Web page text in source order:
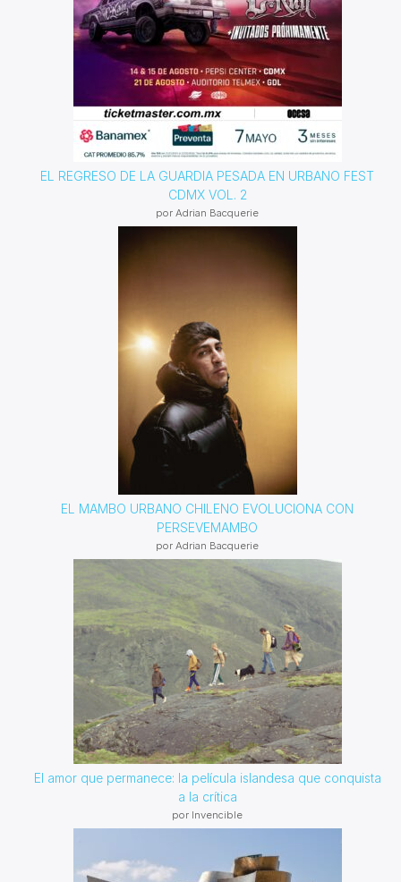
EL REGRESO DE LA GUARDIA PESADA EN URBANO FEST
CDMX VOL. 2
por Adrian Bacquerie
EL MAMBO URBANO CHILENO EVOLUCIONA CON
PERSEVEMAMBO
por Adrian Bacquerie
El amor que permanece: la película islandesa que conquista
a la crítica
por Invencible